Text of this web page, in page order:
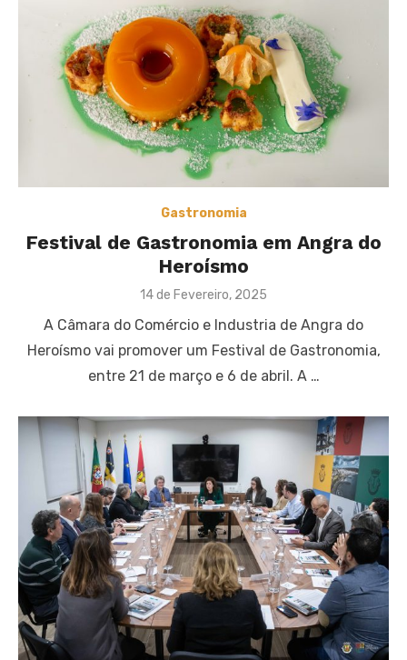
Gastronomia
Festival de Gastronomia em Angra do
Heroísmo
Posted
14 de Fevereiro, 2025
A Câmara do Comércio e Industria de Angra do
Heroísmo vai promover um Festival de Gastronomia,
entre 21 de março e 6 de abril. A …